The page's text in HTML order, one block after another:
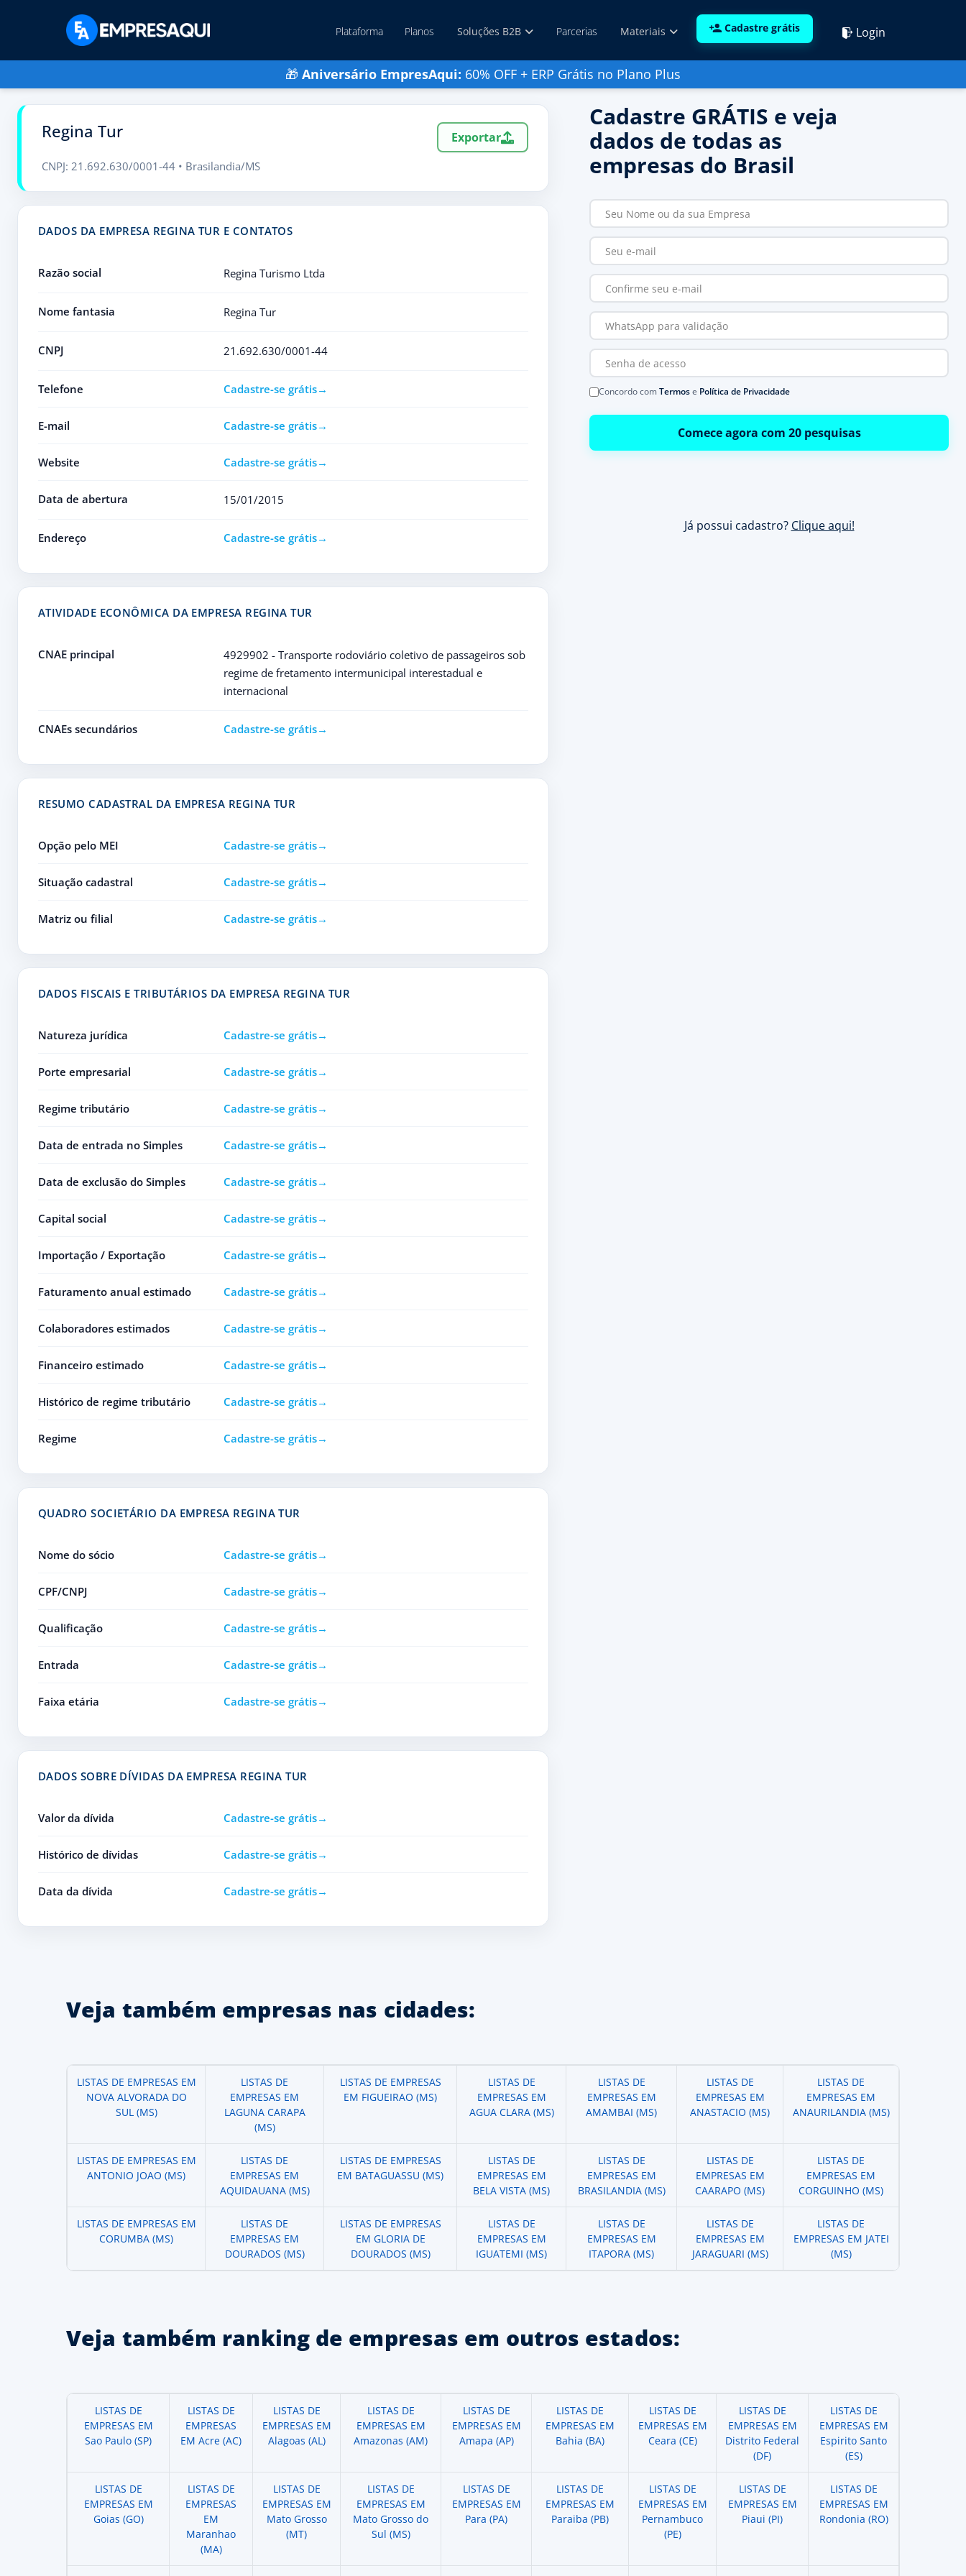
Plataforma Planos Soluções B2B Parcerias Materiais Cadastre grátis Login
🎁 Aniversário EmpresAqui: 60% OFF + ERP Grátis no Plano Plus
Regina Tur Exportar
CNPJ: 21.692.630/0001-44 • Brasilandia/MS
DADOS DA EMPRESA REGINA TUR E CONTATOS
Razão social Regina Turismo Ltda
Nome fantasia Regina Tur
CNPJ 21.692.630/0001-44
Telefone Cadastre-se grátis
E-mail Cadastre-se grátis
Website Cadastre-se grátis
Data de abertura 15/01/2015
Endereço Cadastre-se grátis
ATIVIDADE ECONÔMICA DA EMPRESA REGINA TUR
CNAE principal
4929902 - Transporte rodoviário coletivo de passageiros sob
regime de fretamento intermunicipal interestadual e
internacional
CNAEs secundários Cadastre-se grátis
RESUMO CADASTRAL DA EMPRESA REGINA TUR
Opção pelo MEI Cadastre-se grátis
Situação cadastral Cadastre-se grátis
Matriz ou filial Cadastre-se grátis
DADOS FISCAIS E TRIBUTÁRIOS DA EMPRESA REGINA TUR
Natureza jurídica Cadastre-se grátis
Porte empresarial Cadastre-se grátis
Regime tributário Cadastre-se grátis
Data de entrada no Simples Cadastre-se grátis
Data de exclusão do Simples Cadastre-se grátis
Capital social Cadastre-se grátis
Importação / Exportação Cadastre-se grátis
Faturamento anual estimado Cadastre-se grátis
Colaboradores estimados Cadastre-se grátis
Financeiro estimado Cadastre-se grátis
Histórico de regime tributário Cadastre-se grátis
Regime Cadastre-se grátis
QUADRO SOCIETÁRIO DA EMPRESA REGINA TUR
Nome do sócio Cadastre-se grátis
CPF/CNPJ Cadastre-se grátis
Qualificação Cadastre-se grátis
Entrada Cadastre-se grátis
Faixa etária Cadastre-se grátis
DADOS SOBRE DÍVIDAS DA EMPRESA REGINA TUR
Valor da dívida Cadastre-se grátis
Histórico de dívidas Cadastre-se grátis
Data da dívida Cadastre-se grátis
Cadastre GRÁTIS e veja
dados de todas as
empresas do Brasil
Concordo comTermose Política de Privacidade
Comece agora com 20 pesquisas
Já possui cadastro? Clique aqui!
Veja também empresas nas cidades:
LISTAS DE EMPRESAS EM
NOVA ALVORADA DO
SUL (MS)
LISTAS DE
EMPRESAS EM
LAGUNA CARAPA
(MS)
LISTAS DE EMPRESAS
EM FIGUEIRAO (MS)
LISTAS DE
EMPRESAS EM
AGUA CLARA (MS)
LISTAS DE
EMPRESAS EM
AMAMBAI (MS)
LISTAS DE
EMPRESAS EM
ANASTACIO (MS)
LISTAS DE
EMPRESAS EM
ANAURILANDIA (MS)
LISTAS DE EMPRESAS EM
ANTONIO JOAO (MS)
LISTAS DE
EMPRESAS EM
AQUIDAUANA (MS)
LISTAS DE EMPRESAS
EM BATAGUASSU (MS)
LISTAS DE
EMPRESAS EM
BELA VISTA (MS)
LISTAS DE
EMPRESAS EM
BRASILANDIA (MS)
LISTAS DE
EMPRESAS EM
CAARAPO (MS)
LISTAS DE
EMPRESAS EM
CORGUINHO (MS)
LISTAS DE EMPRESAS EM
CORUMBA (MS)
LISTAS DE
EMPRESAS EM
DOURADOS (MS)
LISTAS DE EMPRESAS
EM GLORIA DE
DOURADOS (MS)
LISTAS DE
EMPRESAS EM
IGUATEMI (MS)
LISTAS DE
EMPRESAS EM
ITAPORA (MS)
LISTAS DE
EMPRESAS EM
JARAGUARI (MS)
LISTAS DE
EMPRESAS EM JATEI
(MS)
Veja também ranking de empresas em outros estados:
LISTAS DE
EMPRESAS EM
Sao Paulo (SP)
LISTAS DE
EMPRESAS
EM Acre (AC)
LISTAS DE
EMPRESAS EM
Alagoas (AL)
LISTAS DE
EMPRESAS EM
Amazonas (AM)
LISTAS DE
EMPRESAS EM
Amapa (AP)
LISTAS DE
EMPRESAS EM
Bahia (BA)
LISTAS DE
EMPRESAS EM
Ceara (CE)
LISTAS DE
EMPRESAS EM
Distrito Federal
(DF)
LISTAS DE
EMPRESAS EM
Espirito Santo
(ES)
LISTAS DE
EMPRESAS EM
Goias (GO)
LISTAS DE
EMPRESAS
EM
Maranhao
(MA)
LISTAS DE
EMPRESAS EM
Mato Grosso
(MT)
LISTAS DE
EMPRESAS EM
Mato Grosso do
Sul (MS)
LISTAS DE
EMPRESAS EM
Para (PA)
LISTAS DE
EMPRESAS EM
Paraiba (PB)
LISTAS DE
EMPRESAS EM
Pernambuco
(PE)
LISTAS DE
EMPRESAS EM
Piaui (PI)
LISTAS DE
EMPRESAS EM
Rondonia (RO)